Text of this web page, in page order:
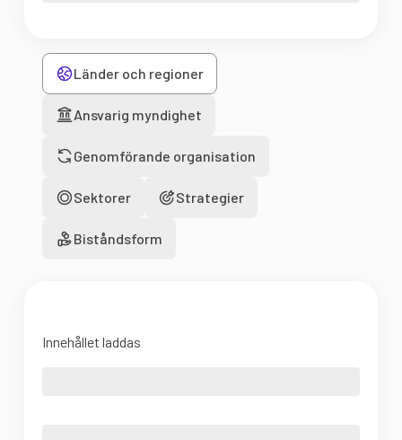
Länder och regioner
Ansvarig myndighet
Genomförande organisation
Sektorer Strategier
Biståndsform
Innehållet laddas